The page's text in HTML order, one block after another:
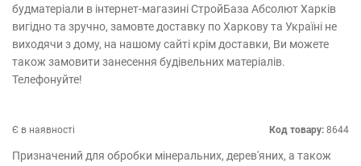
будматеріали в інтернет-магазині СтройБаза Абсолют Харків
вигідно та зручно, замовте доставку по Харкову та Україні не
виходячи з дому, на нашому сайті крім доставки, Ви можете
також замовити занесення будівельних матеріалів.
Телефонуйте!
Є в наявності Код товару: 8644
Призначений для обробки мінеральних, дерев'яних, а також